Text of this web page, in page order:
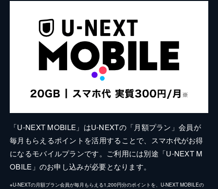
「U-NEXT MOBILE」はU-NEXTの「月額プラン」会員が
毎月もらえるポイントを活用することで、スマホ代がお得
になるモバイルプランです。ご利用には別途「U-NEXT M
OBILE」のお申し込みが必要となります。
※U-NEXTの月額プラン会員が毎月もらえる1,200円分のポイントを、U-NEXT MOBILEの